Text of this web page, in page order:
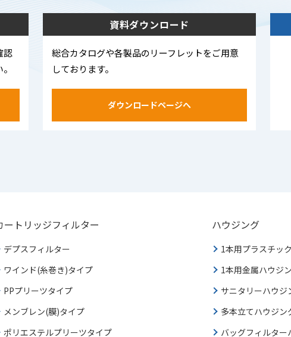
認
資料ダウンロード
総合カタログや各製品のリーフレットをご用意
しております。
ダウンロードページへ
ートリッジフィルター
デプスフィルター
ワインド(糸巻き)タイプ
PPプリーツタイプ
メンブレン(膜)タイプ
ポリエステルプリーツタイプ
ハウジング
1本用プラスチッ
1本用金属ハウジ
サニタリーハウジ
多本立てハウジン
バッグフィルター